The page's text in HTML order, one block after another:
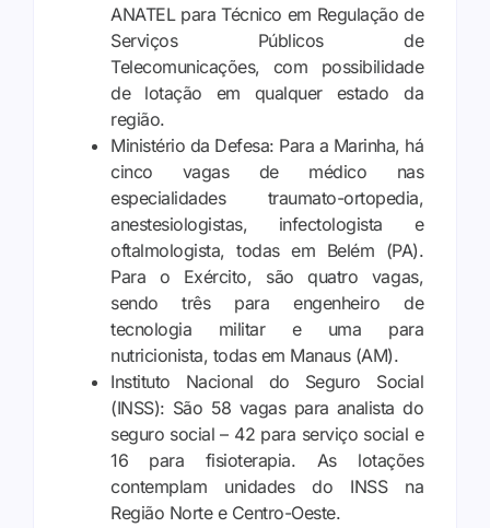
ANATEL para Técnico em Regulação de
Serviços Públicos de
Telecomunicações, com possibilidade
de lotação em qualquer estado da
região.
Ministério da Defesa: Para a Marinha, há
cinco vagas de médico nas
especialidades traumato-ortopedia,
anestesiologistas, infectologista e
oftalmologista, todas em Belém (PA).
Para o Exército, são quatro vagas,
sendo três para engenheiro de
tecnologia militar e uma para
nutricionista, todas em Manaus (AM).
Instituto Nacional do Seguro Social
(INSS): São 58 vagas para analista do
seguro social – 42 para serviço social e
16 para fisioterapia. As lotações
contemplam unidades do INSS na
Região Norte e Centro-Oeste.